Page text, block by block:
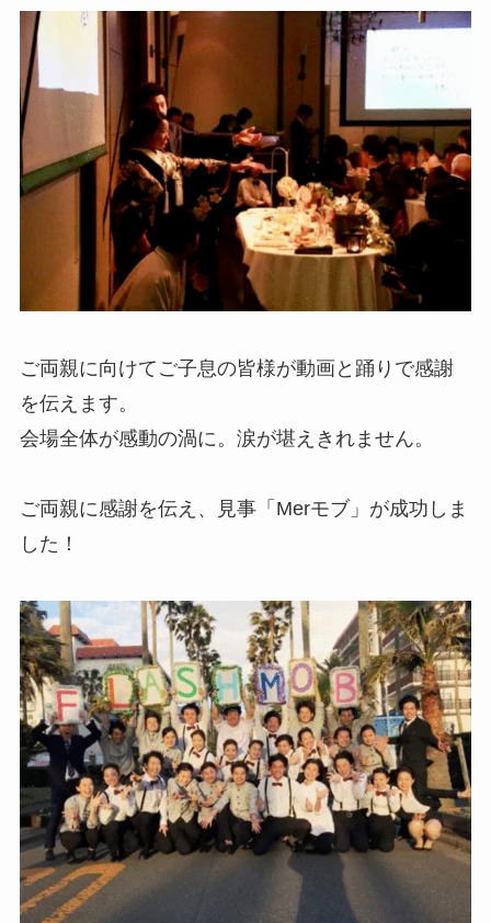
ご両親に向けてご子息の皆様が動画と踊りで感謝
を伝えます。
会場全体が感動の渦に。涙が堪えきれません。
ご両親に感謝を伝え、見事「Merモブ」が成功しま
した！